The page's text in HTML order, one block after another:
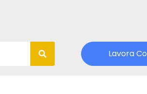
Lavora